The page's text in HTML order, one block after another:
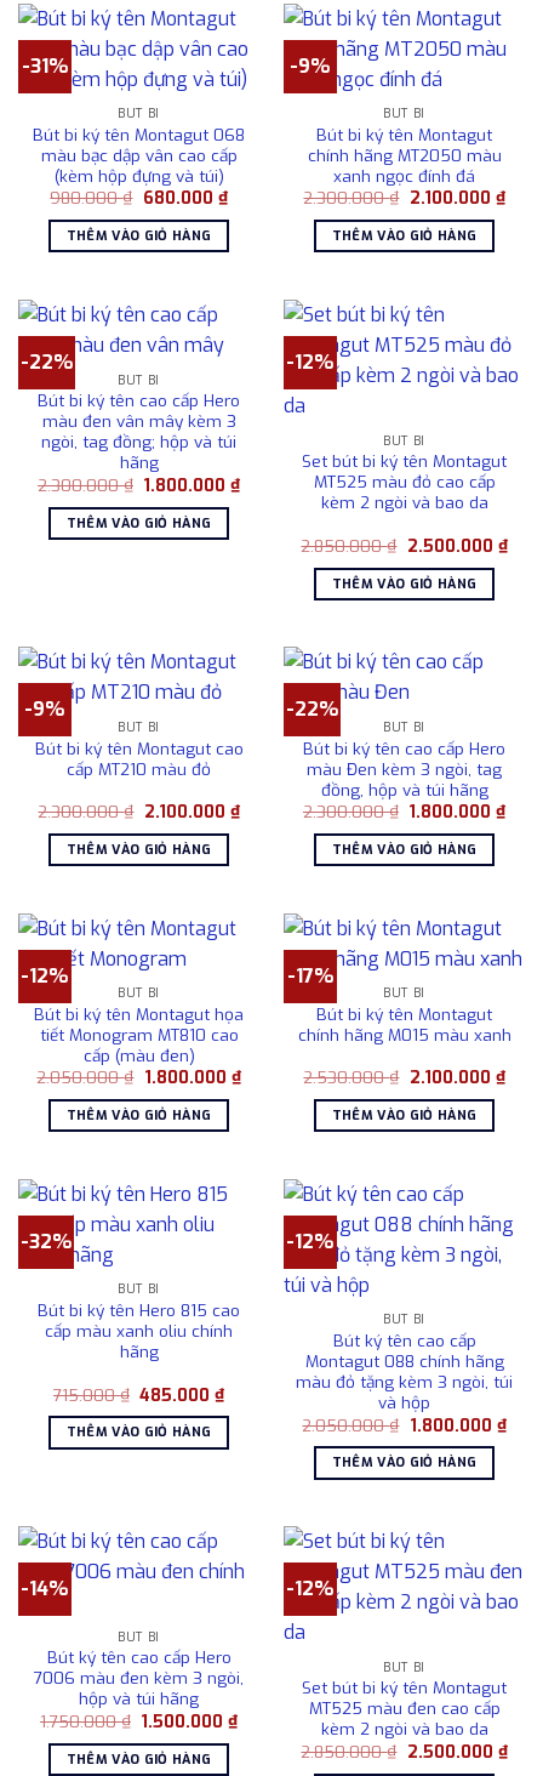
-31%
BÚT BI
Bút bi ký tên Montagut 068
màu bạc dập vân cao cấp
(kèm hộp đựng và túi)
980.000₫ Giá
là:
980.000 ₫.
680.000 ₫Giá
tại
THÊM VÀO GIỎ HÀNG
-9%
BÚT BI
Bút bi ký tên Montagut
chính hãng MT2050 màu
xanh ngọc đính đá
2.300.000₫ Giá
là:
2.300.000 ₫.
2.100.000 ₫Giá
THÊM VÀO GIỎ HÀNG
-22%
BÚT BI
Bút bi ký tên cao cấp Hero
màu đen vân mây kèm 3
ngòi, tag đồng; hộp và túi
hãng
2.300.000₫ Giá
là:
2.300.000 ₫.
1.800.000₫Giá
hiện
1.800.000 ₫.
THÊM VÀO GIỎ HÀNG
-12%
BÚT BI
Set bút bi ký tên Montagut
MT525 màu đỏ cao cấp
kèm 2 ngòi và bao da
2.850.000₫ Giá
là:
2.850.000 ₫.
2.500.000 ₫Giá
hiện
THÊM VÀO GIỎ HÀNG
-9%
BÚT BI
Bút bi ký tên Montagut cao
cấp MT210 màu đỏ
2.300.000₫ Giá
là:
2.300.000 ₫.
2.100.000 ₫Giá
hiện
2.100.000 ₫.
THÊM VÀO GIỎ HÀNG
-22%
BÚT BI
Bút bi ký tên cao cấp Hero
màu Đen kèm 3 ngòi, tag
đồng, hộp và túi hãng
2.300.000₫ Giá
là:
2.300.000 ₫.
1.800.000₫Giá
hiện
THÊM VÀO GIỎ HÀNG
-12%
BÚT BI
Bút bi ký tên Montagut họa
tiết Monogram MT810 cao
cấp (màu đen)
2.050.000₫ Giá
là:
2.050.000 ₫.
1.800.000 ₫Giá
hiện
1.800.000 ₫.
THÊM VÀO GIỎ HÀNG
-17%
BÚT BI
Bút bi ký tên Montagut
chính hãng M015 màu xanh
2.530.000₫ Giá
là:
2.530.000 ₫.
2.100.000 ₫Giá
hiện
THÊM VÀO GIỎ HÀNG
-32%
BÚT BI
Bút bi ký tên Hero 815 cao
cấp màu xanh oliu chính
hãng
715.000₫ Giá
là:
715.000 ₫.
485.000₫Giá
hiện
tại
485.000 ₫.
THÊM VÀO GIỎ HÀNG
-12%
BÚT BI
Bút ký tên cao cấp
Montagut 088 chính hãng
màu đỏ tặng kèm 3 ngòi, túi
và hộp
2.050.000₫ Giá
là:
2.050.000 ₫.
1.800.000 ₫Giá
hiện
THÊM VÀO GIỎ HÀNG
-14%
BÚT BI
Bút ký tên cao cấp Hero
7006 màu đen kèm 3 ngòi,
hộp và túi hãng
1.750.000₫ Giá
là:
1.750.000 ₫.
1.500.000₫Giá
hiện
THÊM VÀO GIỎ HÀNG
-12%
BÚT BI
Set bút bi ký tên Montagut
MT525 màu đen cao cấp
kèm 2 ngòi và bao da
2.850.000₫ Giá
2.500.000 ₫Giá
hiện